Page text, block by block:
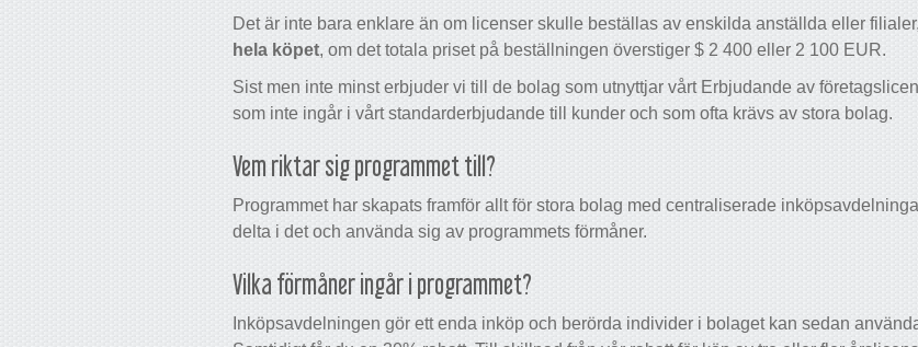
Det är inte bara enklare än om licenser skulle beställas av enskilda anställda eller
hela köpet, om det totala priset på beställningen överstiger $ 2 400 eller 2 100 EUR.
Sist men inte minst erbjuder vi till de bolag som utnyttjar vårt Erbjudande av
som inte ingår i vårt standarderbjudande till kunder och som ofta krävs av stora bolag.
Vem riktar sig programmet till?
Programmet har skapats framför allt för stora bolag med centraliserade
delta i det och använda sig av programmets förmåner.
Vilka förmåner ingår i programmet?
Inköpsavdelningen gör ett enda inköp och berörda individer i bolaget kan sedan